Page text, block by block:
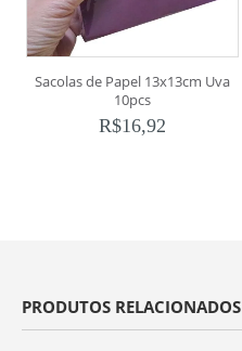
Sacolas de Papel 13x13cm Uva
10pcs
R$16,92
PRODUTOS RELACIONADOS